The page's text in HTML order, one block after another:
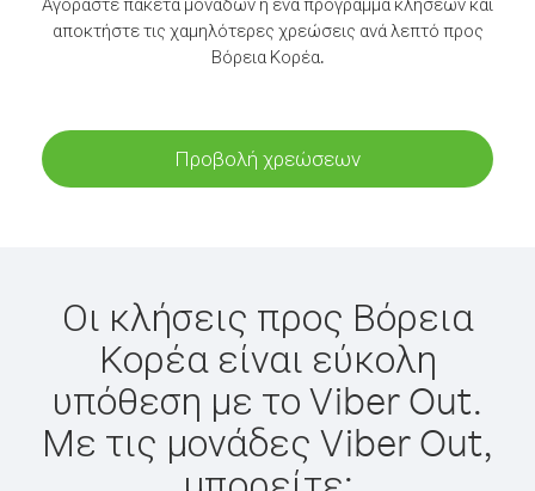
αποκτήστε τις χαμηλότερες χρεώσεις ανά λεπτό προς
Βόρεια Κορέα.
Προβολή χρεώσεων
Οι κλήσεις προς Βόρεια
Κορέα είναι εύκολη
υπόθεση με το Viber Out.
Με τις μονάδες Viber Out,